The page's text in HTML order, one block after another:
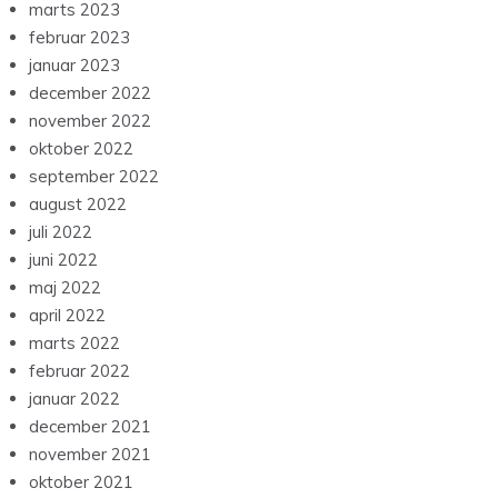
marts 2023
februar 2023
januar 2023
december 2022
november 2022
oktober 2022
september 2022
august 2022
juli 2022
juni 2022
maj 2022
april 2022
marts 2022
februar 2022
januar 2022
december 2021
november 2021
oktober 2021